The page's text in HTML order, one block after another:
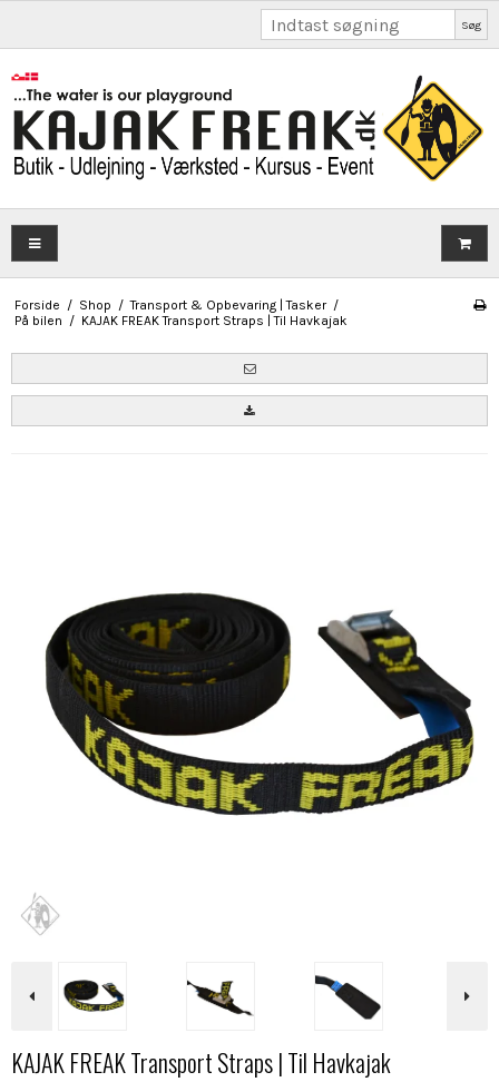
Søg
Forside / Shop / Transport & Opbevaring | Tasker /
På bilen / KAJAK FREAK Transport Straps | Til Havkajak
KAJAK FREAK Transport Straps | Til Havkajak